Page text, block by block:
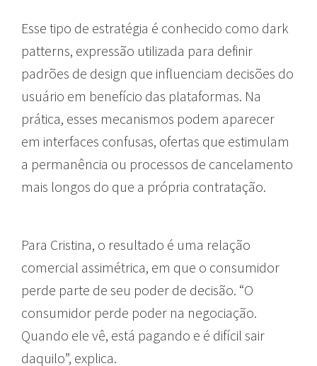
Esse tipo de estratégia é conhecido como dark
patterns, expressão utilizada para definir
padrões de design que influenciam decisões do
usuário em benefício das plataformas. Na
prática, esses mecanismos podem aparecer
em interfaces confusas, ofertas que estimulam
a permanência ou processos de cancelamento
mais longos do que a própria contratação.
Para Cristina, o resultado é uma relação
comercial assimétrica, em que o consumidor
perde parte de seu poder de decisão. “O
consumidor perde poder na negociação.
Quando ele vê, está pagando e é difícil sair
daquilo”, explica.